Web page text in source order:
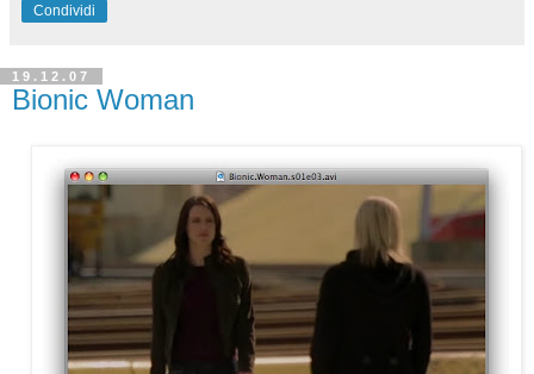
Condividi
19.12.07
Bionic Woman